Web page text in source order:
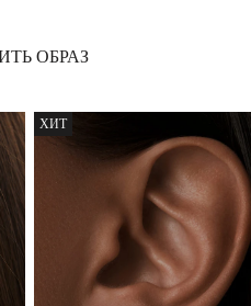
с
Серебряное кольцо с
фианитами в огранке
Эмеральд
ОБРАЗ
ХИТ